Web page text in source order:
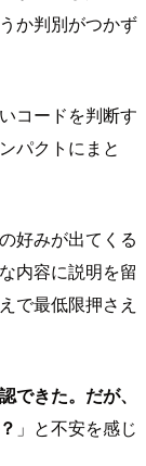
か判別がつかず
コードを判断す
パクトにまと
好みが出てくる
内容に説明を留
で最低限押さえ
できた。だが、
」と不安を感じ